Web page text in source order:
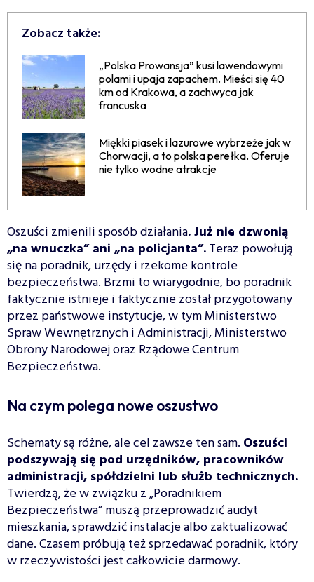
Zobacz także:
„Polska Prowansja” kusi lawendowymi
polami i upaja zapachem. Mieści się 40
km od Krakowa, a zachwyca jak
francuska
Miękki piasek i lazurowe wybrzeże jak w
Chorwacji, a to polska perełka. Oferuje
nie tylko wodne atrakcje
Oszuści zmienili sposób działania. Już nie dzwonią
„na wnuczka” ani „na policjanta”.Teraz powołują
się na poradnik, urzędy i rzekome kontrole
bezpieczeństwa. Brzmi to wiarygodnie, bo poradnik
faktycznie istnieje i faktycznie został przygotowany
przez państwowe instytucje, w tym Ministerstwo
Spraw Wewnętrznych i Administracji, Ministerstwo
Obrony Narodowej oraz Rządowe Centrum
Bezpieczeństwa.
Na czym polega nowe oszustwo
Schematy są różne, ale cel zawsze ten sam. Oszuści
podszywają się pod urzędników, pracowników
administracji, spółdzielni lub służb technicznych.
Twierdzą, że w związku z „Poradnikiem
Bezpieczeństwa” muszą przeprowadzić audyt
mieszkania, sprawdzić instalacje albo zaktualizować
dane. Czasem próbują też sprzedawać poradnik, który
w rzeczywistości jest całkowicie darmowy.